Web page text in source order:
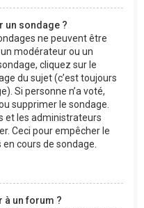
un sondage ?
ne peuvent être
modérateur ou un
cliquez sur le
du sujet (c’est toujours
Si personne n’a voté,
supprimer le sondage.
et les administrateurs
Ceci pour empêcher le
cours de sondage.
à un forum ?